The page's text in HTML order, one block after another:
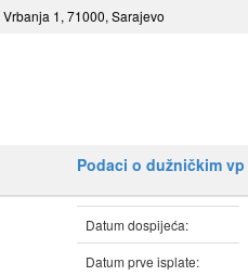
Vrbanja 1, 71000, Sarajevo
Podaci o dužničkim vp
Datum dospijeća:
Datum prve isplate: